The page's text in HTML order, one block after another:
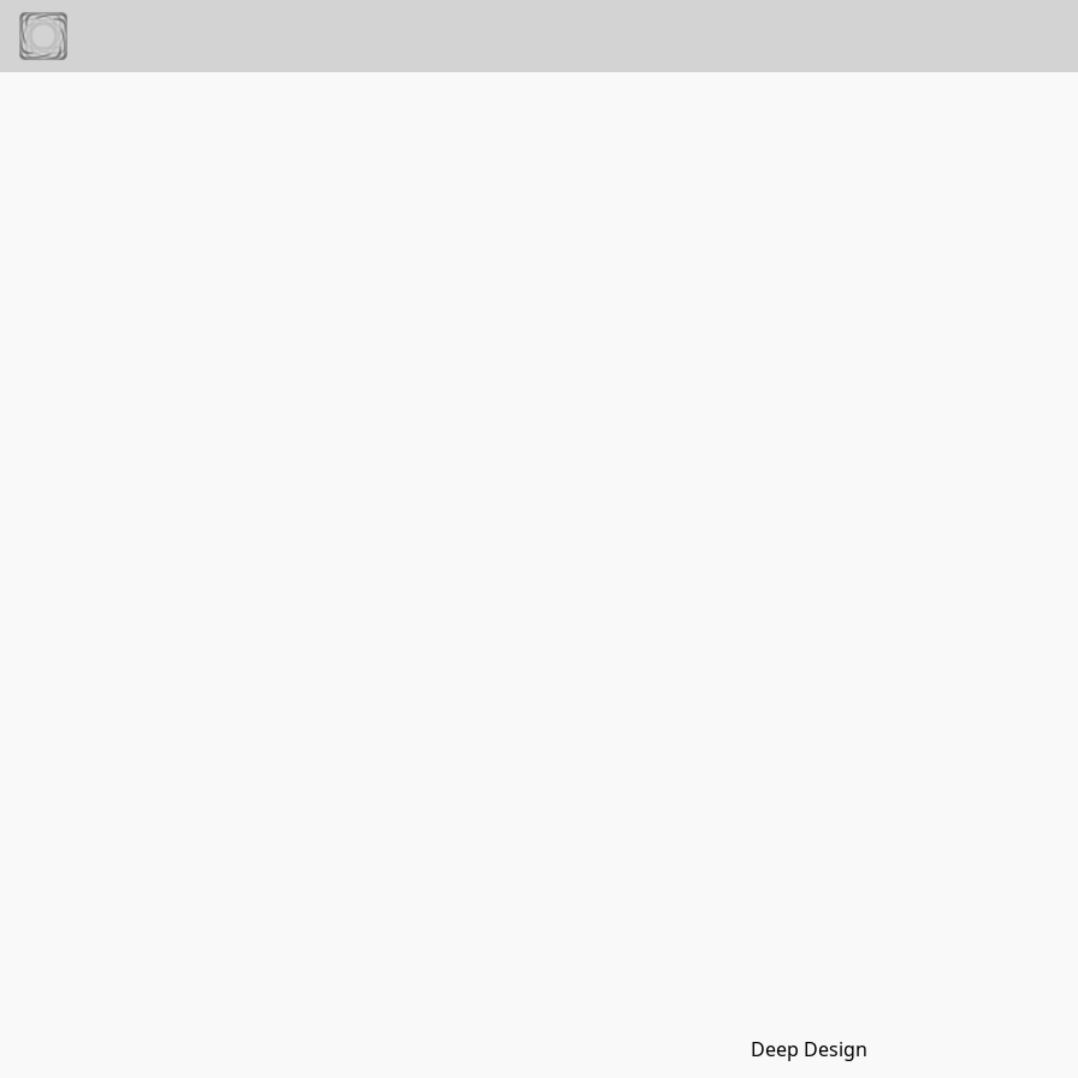
Deep Design